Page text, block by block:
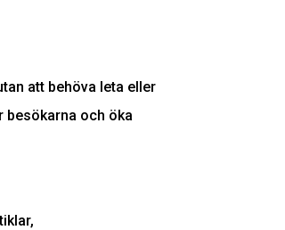
att behöva leta eller
besökarna och öka